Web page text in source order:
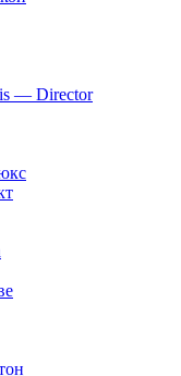
— Director